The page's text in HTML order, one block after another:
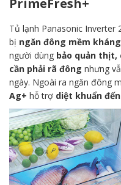
PrimeFresh+
Tủ lạnh Panasonic Inverter
bị ngăn đông mềm
người dùng bảo quản thịt,
cần phải rã đông nhưng
ngày. Ngoài ra ngăn đông
Ag+ hỗ trợ diệt khuẩn đến